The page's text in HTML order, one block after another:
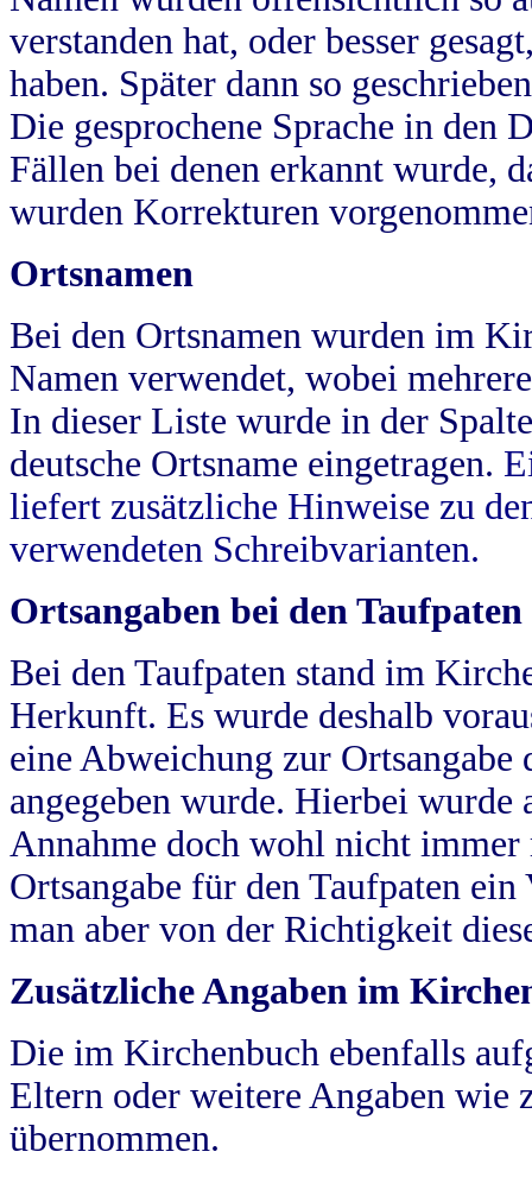
verstanden hat, oder besser
haben. Später dann so
Die gesprochene Sprache in
Fällen bei denen erkannt wurde,
wurden Korrekturen
Ortsnamen
Bei den Ortsnamen wurden im
Namen verwendet, wobei
In dieser Liste wurde in der
deutsche Ortsname eingetragen.
liefert zusätzliche Hinweise zu
verwendeten Schreibvarianten.
Ortsangaben bei den Taufpaten
Bei den Taufpaten stand im
Herkunft. Es wurde deshalb
eine Abweichung zur
angegeben wurde. Hierbei wurde
Annahme doch wohl nicht
Ortsangabe für den Taufpaten
man aber von der Richtigkeit
Zusätzliche Angaben im
Die im Kirchenbuch ebenfalls
Eltern oder weitere Angaben wie
übernommen.